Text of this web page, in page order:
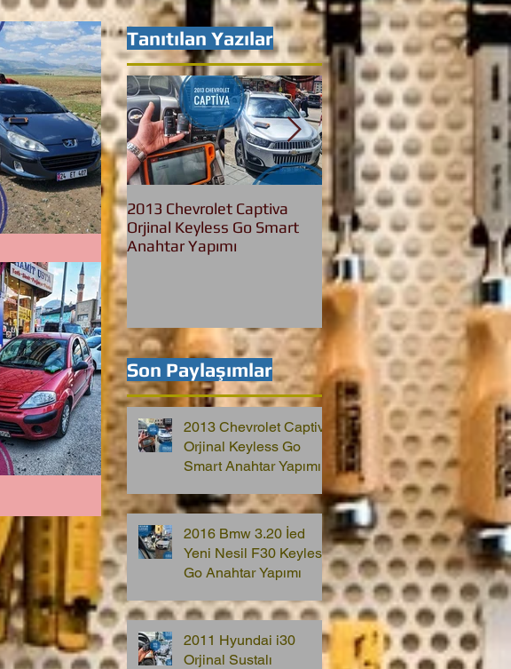
Tanıtılan Yazılar
2013 Chevrolet Captiva
Orjinal Keyless Go Smart
Anahtar Yapımı
2016 Bmw 3.20 İed Yeni
Nesil F30 Keyless Go
Anahtar Yapımı
Son Paylaşımlar
2013 Chevrolet Captiva
Orjinal Keyless Go
Smart Anahtar Yapımı
2016 Bmw 3.20 İed
Yeni Nesil F30 Keyless
Go Anahtar Yapımı
2011 Hyundai i30
Orjinal Sustalı